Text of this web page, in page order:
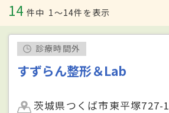
14 件中 1〜14件を表示
診療時間外
すずらん整形＆Lab
茨城県つくば市東平塚727-1